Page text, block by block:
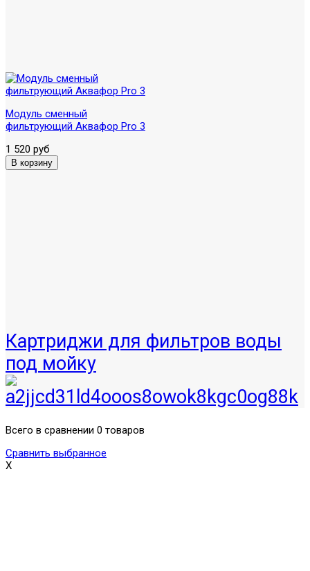
Модуль сменный
фильтрующий Аквафор Pro 3
1 520 руб
Картриджи для фильтров воды
под мойку
Всего в сравнении 0 товаров
Сравнить выбранное
X